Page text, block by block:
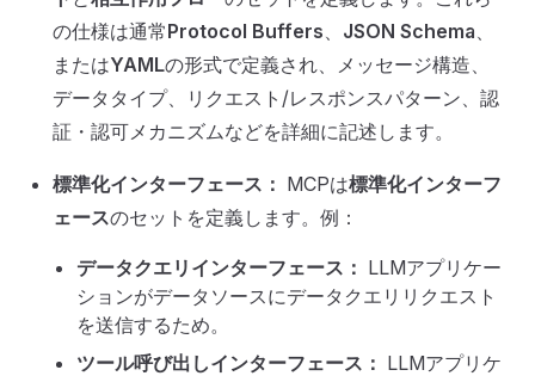
の仕様は通常Protocol Buffers、 JSON Schema、
またはYAMLの形式で定義され、メッセージ構造、
データタイプ、リクエスト/レスポンスパターン、認
証・認可メカニズムなどを詳細に記述します。
標準化インターフェース： MCPは標準化インターフ
ェースのセットを定義します。例：
データクエリインターフェース： LLMアプリケー
ションがデータソースにデータクエリリクエスト
を送信するため。
ツール呼び出しインターフェース： LLMアプリケ